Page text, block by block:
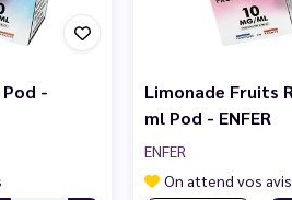
Pod -
Limonade Fruits
ml Pod - ENFER
ENFER
On attend vos avis